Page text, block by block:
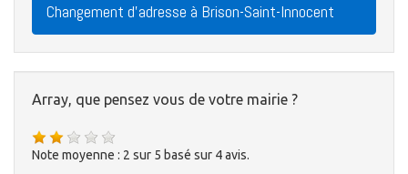
Changement d'adresse à Brison-Saint-Innocent
Array, que pensez vous de votre mairie ?
Note moyenne : 2 sur 5 basé sur 4avis.